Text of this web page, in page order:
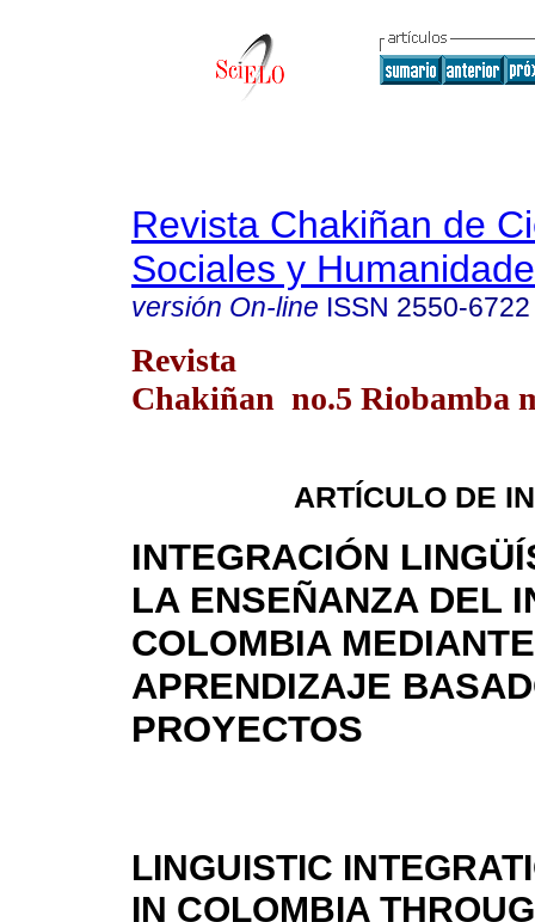
Revista Chakiñan de
Sociales y
versión On-line ISSN 2550-6722
Revista
Chakiñan no.5 Riobamba
ARTÍCULO DE
INTEGRACIÓN
LA ENSEÑANZA DEL
COLOMBIA
APRENDIZAJE
PROYECTOS
LINGUISTIC
IN COLOMBIA